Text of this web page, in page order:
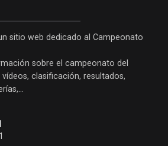
sitio web dedicado al Campeonato
sobre el campeonato del
clasificación, resultados,